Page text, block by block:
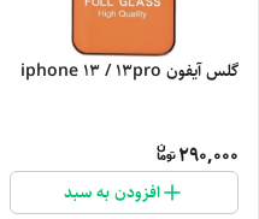
گلس آیفون iphone 13 / 13pro
290,000
افزودن به سبد